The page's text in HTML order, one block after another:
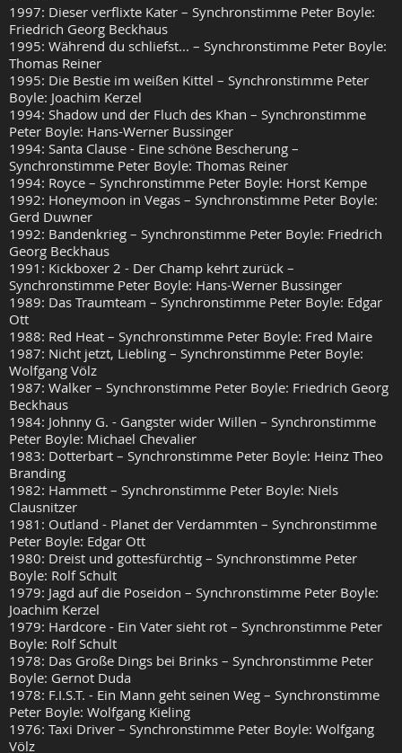
1997: Dieser verflixte Kater – Synchronstimme Peter Boyle:
Friedrich Georg Beckhaus
1995: Während du schliefst... – Synchronstimme Peter Boyle:
Thomas Reiner
1995: Die Bestie im weißen Kittel – Synchronstimme Peter
Boyle: Joachim Kerzel
1994: Shadow und der Fluch des Khan – Synchronstimme
Peter Boyle: Hans-Werner Bussinger
1994: Santa Clause - Eine schöne Bescherung –
Synchronstimme Peter Boyle: Thomas Reiner
1994: Royce – Synchronstimme Peter Boyle: Horst Kempe
1992: Honeymoon in Vegas – Synchronstimme Peter Boyle:
Gerd Duwner
1992: Bandenkrieg – Synchronstimme Peter Boyle: Friedrich
Georg Beckhaus
1991: Kickboxer 2 - Der Champ kehrt zurück –
Synchronstimme Peter Boyle: Hans-Werner Bussinger
1989: Das Traumteam – Synchronstimme Peter Boyle: Edgar
Ott
1988: Red Heat – Synchronstimme Peter Boyle: Fred Maire
1987: Nicht jetzt, Liebling – Synchronstimme Peter Boyle:
Wolfgang Völz
1987: Walker – Synchronstimme Peter Boyle: Friedrich Georg
Beckhaus
1984: Johnny G. - Gangster wider Willen – Synchronstimme
Peter Boyle: Michael Chevalier
1983: Dotterbart – Synchronstimme Peter Boyle: Heinz Theo
Branding
1982: Hammett – Synchronstimme Peter Boyle: Niels
Clausnitzer
1981: Outland - Planet der Verdammten – Synchronstimme
Peter Boyle: Edgar Ott
1980: Dreist und gottesfürchtig – Synchronstimme Peter
Boyle: Rolf Schult
1979: Jagd auf die Poseidon – Synchronstimme Peter Boyle:
Joachim Kerzel
1979: Hardcore - Ein Vater sieht rot – Synchronstimme Peter
Boyle: Rolf Schult
1978: Das Große Dings bei Brinks – Synchronstimme Peter
Boyle: Gernot Duda
1978: F.I.S.T. - Ein Mann geht seinen Weg – Synchronstimme
Peter Boyle: Wolfgang Kieling
1976: Taxi Driver – Synchronstimme Peter Boyle: Wolfgang
Völz